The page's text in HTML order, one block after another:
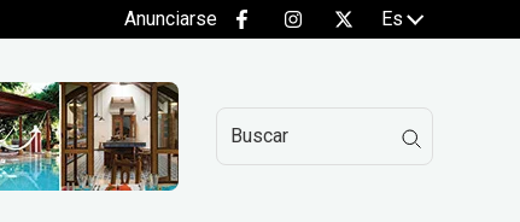
Anunciarse Es